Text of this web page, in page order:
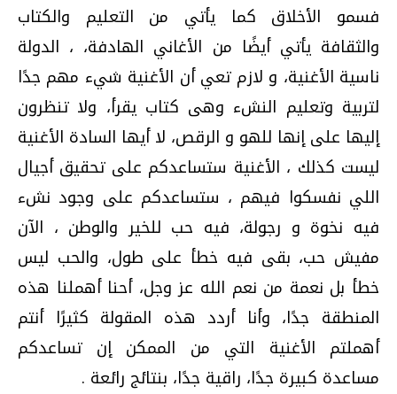
فسمو الأخلاق كما يأتي من التعليم والكتاب
والثقافة يأتي أيضًا من الأغاني الهادفة، ، الدولة
ناسية الأغنية، و لازم تعي أن الأغنية شيء مهم جدًا
لتربية وتعليم النشء وهى كتاب يقرأ، ولا تنظرون
إليها على إنها للهو و الرقص، لا أيها السادة الأغنية
ليست كذلك ، الأغنية ستساعدكم على تحقيق أجيال
اللي نفسكوا فيهم ، ستساعدكم على وجود نشء
فيه نخوة و رجولة، فيه حب للخير والوطن ، الآن
مفيش حب، بقى فيه خطأ على طول، والحب ليس
خطأ بل نعمة من نعم الله عز وجل، أحنا أهملنا هذه
المنطقة جدًا، وأنا أردد هذه المقولة كثيرًا أنتم
أهملتم الأغنية التي من الممكن إن تساعدكم
مساعدة كبيرة جدًا، راقية جدًا، بنتائج رائعة .